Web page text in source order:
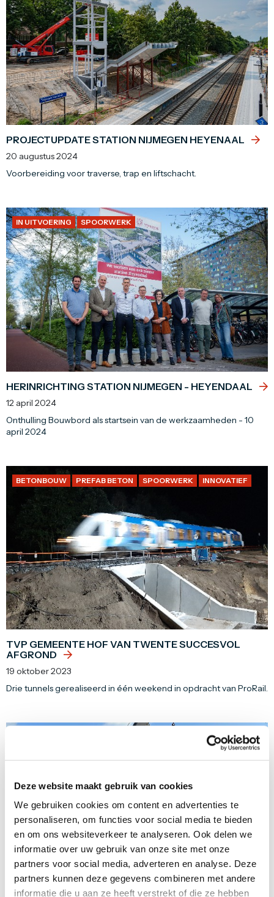
Deze website maakt gebruik van cookies
We gebruiken cookies om content en advertenties te
personaliseren, om functies voor social media te bieden
en om ons websiteverkeer te analyseren. Ook delen we
informatie over uw gebruik van onze site met onze
partners voor social media, adverteren en analyse. Deze
partners kunnen deze gegevens combineren met andere
informatie die u aan ze heeft verstrekt of die ze hebben
PROJECTUPDATE STATION NIJMEGEN HEYENAAL
20 augustus 2024
Voorbereiding voor traverse, trap en liftschacht.
IN UITVOERING SPOORWERK
HERINRICHTING STATION NIJMEGEN - HEYENDAAL
12 april 2024
Onthulling Bouwbord als startsein van de werkzaamheden - 10
april 2024
BETONBOUW PREFAB BETON SPOORWERK INNOVATIEF
TVP GEMEENTE HOF VAN TWENTE SUCCESVOL
AFGROND
19 oktober 2023
Drie tunnels gerealiseerd in één weekend in opdracht van ProRail.